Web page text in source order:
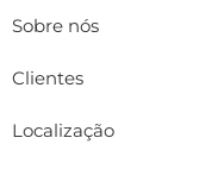
Sobre nós
Clientes
Localização